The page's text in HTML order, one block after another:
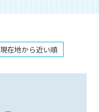
現在地から近い順